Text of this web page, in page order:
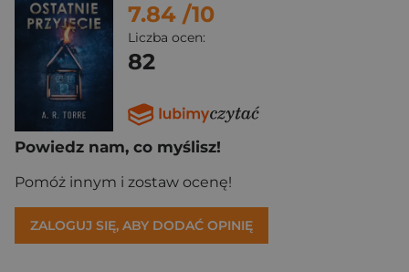
7.84 /10
Liczba ocen:
82
Powiedz nam, co myślisz!
Pomóż innym i zostaw ocenę!
ZALOGUJ SIĘ, ABY DODAĆ OPINIĘ